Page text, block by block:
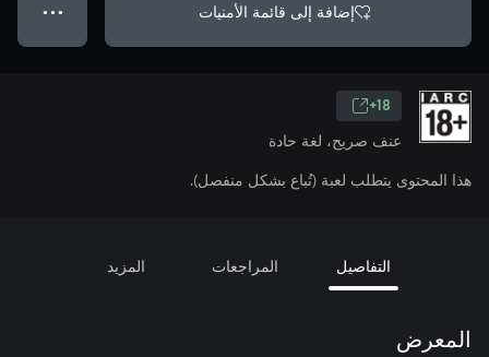
إضافة إلى قائمة الأمنيات ● ● ●
18+
عنف صريح، لغة حادة
هذا المحتوى يتطلب لعبة (تُباع بشكل منفصل).
التفاصيل المراجعات المزيد
المعرض